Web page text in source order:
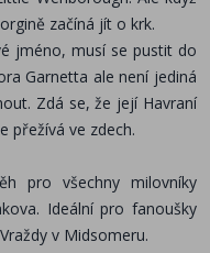
začíná jít o krk.
jméno, musí se pustit do
Garnetta ale není jediná
Zdá se, že její Havraní
přežívá ve zdech.
pro všechny milovníky
Ideální pro fanoušky
v Midsomeru.